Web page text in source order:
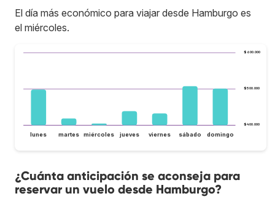
El día más económico para viajar desde Hamburgo es
el miércoles.
$400.000
$500.000
$600.000
lunes martes miércoles jueves viernes sábado domingo
¿Cuánta anticipación se aconseja para
reservar un vuelo desde Hamburgo?